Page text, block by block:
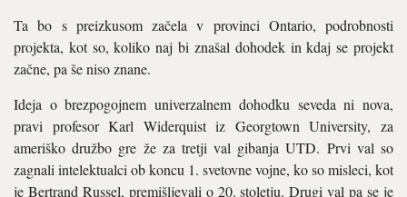
Ta bo s preizkusom začela v provinci Ontario, podrobnosti
projekta, kot so, koliko naj bi znašal dohodek in kdaj se projekt
začne, pa še niso znane.
Ideja o brezpogojnem univerzalnem dohodku seveda ni nova,
pravi profesor Karl Widerquist iz Georgtown University, za
ameriško družbo gre že za tretji val gibanja UTD. Prvi val so
zagnali intelektualci ob koncu 1. svetovne vojne, ko so misleci, kot
je Bertrand Russel, premišljevali o 20. stoletju. Drugi val pa se je